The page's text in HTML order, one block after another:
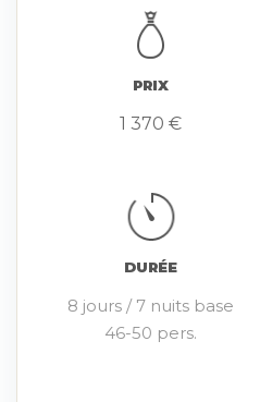
PRIX
1 370 €
DURÉE
8 jours / 7 nuits base
46-50 pers.